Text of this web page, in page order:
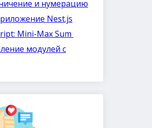
и нумерацию
Nest.js
Mini-Max Sum
модулей с